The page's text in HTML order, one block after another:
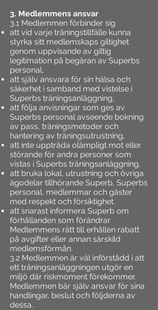
3. Medlemmens ansvar
3.1 Medlemmen förbinder sig
att vid varje träningstillfälle kunna
styrka sitt medlemskaps giltighet
genom uppvisande av giltig
legitimation på begäran av Superbs
personal,
att själv ansvara för sin hälsa och
säkerhet i samband med vistelse i
Superbs träningsanläggning,
att följa anvisningar som ges av
Superbs personal avseende bokning
av pass, träningsmetoder och
hantering av träningsutrustning,
att inte uppträda olämpligt mot eller
störande för andra personer som
vistas i Superbs träningsanläggning,
att bruka lokal, utrustning och övriga
ägodelar tillhörande Superb, Superbs
personal, medlemmar och gäster
med respekt och försiktighet.
att snarast informera Superb om
förhållanden som förändrar
Medlemmens rätt till erhållen rabatt
på avgifter eller annan särskild
medlemsförmån.
3.2 Medlemmen är väl införstådd i att
ett träningsanläggningen utgör en
miljö där riskmoment förekommer.
Medlemmen bär själv ansvar för sina
handlingar, beslut och följderna av
dessa.